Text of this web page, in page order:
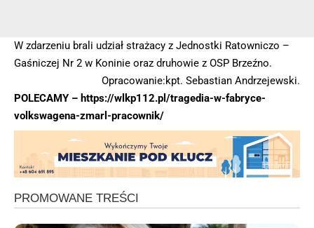
W zdarzeniu brali udział strażacy z Jednostki Ratowniczo –
Gaśniczej Nr 2 w Koninie oraz druhowie z OSP Brzeźno.
Opracowanie:kpt. Sebastian Andrzejewski.
POLECAMY – https://wlkp112.pl/tragedia-w-fabryce-
volkswagena-zmarl-pracownik/